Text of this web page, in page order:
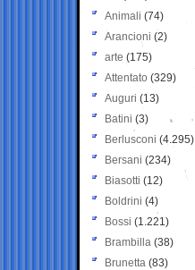
Animali (74)
Arancioni (2)
arte (175)
Attentato (329)
Auguri (13)
Batini (3)
Berlusconi (4.295)
Bersani (234)
Biasotti (12)
Boldrini (4)
Bossi (1.221)
Brambilla (38)
Brunetta (83)